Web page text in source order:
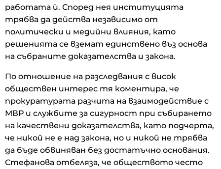
работата ѝ. Според нея институцията
трябва да действа независимо от
политически и медийни влияния, като
решенията се вземат единствено въз основа
на събраните доказателства и закона.
По отношение на разследвания с висок
обществен интерес тя коментира, че
прокуратурата разчита на взаимодействие с
МВР и службите за сигурност при събирането
на качествени доказателства, като подчерта,
че никой не е над закона, но и никой не трябва
да бъде обвиняван без достатъчно основания.
Стефанова отбеляза, че обществото често